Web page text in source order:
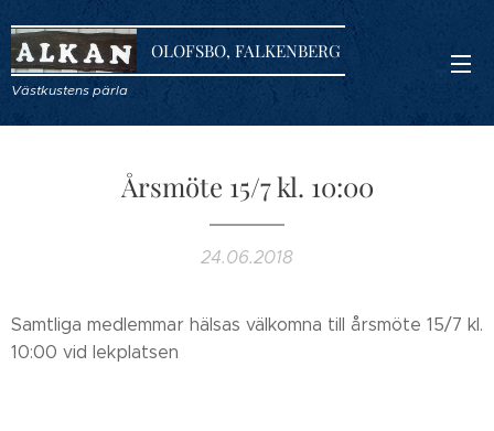
OLOFSBO, FALKENBERG
Västkustens pärla
Årsmöte 15/7 kl. 10:00
24.06.2018
Samtliga medlemmar hälsas välkomna till årsmöte 15/7 kl.
10:00 vid lekplatsen